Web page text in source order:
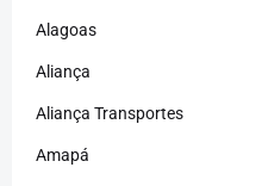
Alagoas
Aliança
Aliança Transportes
Amapá